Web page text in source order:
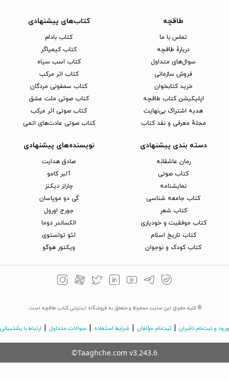
طاقچه
تماس با ما
دربارهٔ طاقچه
سوال‌های متداول
فروش سازمانی
خرید کتابخوان
اپلیکیشن کتاب طاقچه
هدیه اشتراک بی‌نهایت
مجلهٔ معرفی و نقد کتاب
کتاب‌های پیشنهادی
کتاب بادام
کتاب کیمیاگر
کتاب اسب سیاه
کتاب اثر مرکب
کتاب سمفونی مردگان
کتاب صوتی ملت عشق
کتاب صوتی اثر مرکب
کتاب صوتی عادت‌های اتمی
دسته بندی پیشنهادی
رمان عاشقانه
کتاب‌ صوتی
نمایشنامه
کتاب جامعه شناسی
کتاب شعر
کتاب موفقیت و خودیاری
کتاب تاریخ اسلام
کتاب کودک و نوجوان
نویسنده‌های پیشنهادی
صادق هدایت
آلبر کامو
چارلز دیکنز
گی دو موپاسان
جورج اورول
الکساندر دوما
لئو تولستوی
ویکتور هوگو
© کلیه حقوق این سایت محفوظ و متعلق به فروشگاه اینترنتی کتاب طاقچه است.
ورود و ثبت‌نام ناشران | ثبت‌نام مؤلفان | شرایط استفاده | سوالات متداول | ارتباط با پشتیبانی
©Taaghche.com v3.243.6